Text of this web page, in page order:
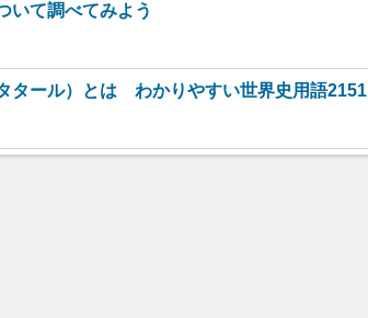
いて調べてみよう
タール）とは わかりやすい世界史用語2151